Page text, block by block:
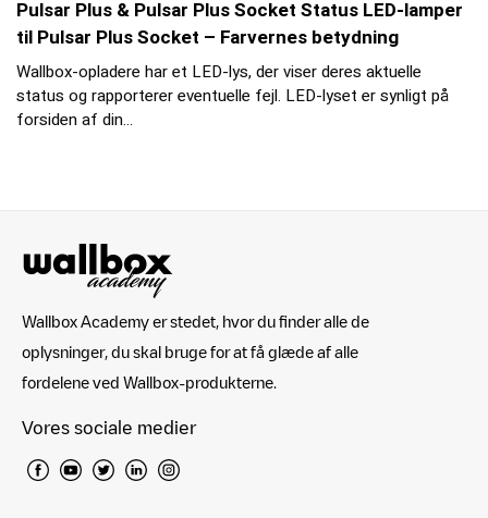
Pulsar Plus & Pulsar Plus Socket Status LED-lamper
til Pulsar Plus Socket – Farvernes betydning
Wallbox-opladere har et LED-lys, der viser deres aktuelle
status og rapporterer eventuelle fejl. LED-lyset er synligt på
forsiden af din...
Wallbox Academy er stedet, hvor du finder alle de
oplysninger, du skal bruge for at få glæde af alle
fordelene ved Wallbox-produkterne.
Vores sociale medier